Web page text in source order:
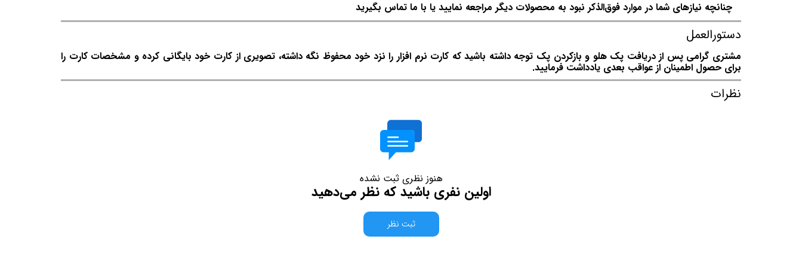
چنانچه نیازهای شما در موارد فوق‌الذکر نبود به محصولات دیگر مراجعه نمایید یا با ما تماس بگیرید
دستورالعمل
مشتری گرامی پس از دریافت پک هلو و بازکردن پک توجه داشته باشید که کارت نرم افزار را نزد خود محفوظ نگه داشته، تصویری از کارت خود بایگانی کرده و مشخصات کارت را
برای حصول اطمینان از عواقب بعدی یادداشت فرمایید.
نظرات
هنوز نظری ثبت نشده
اولین نفری باشید که نظر می‌دهید
ثبت نظر